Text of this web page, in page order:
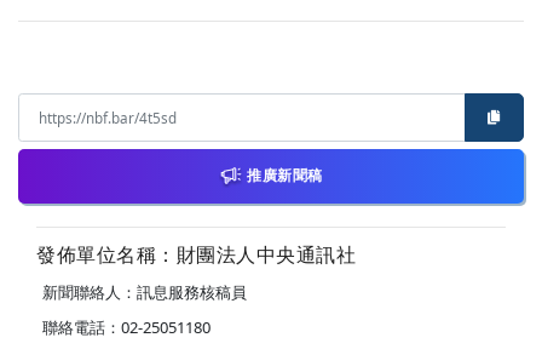
推廣新聞稿
發佈單位名稱：財團法人中央通訊社
新聞聯絡人：訊息服務核稿員
聯絡電話：02-25051180